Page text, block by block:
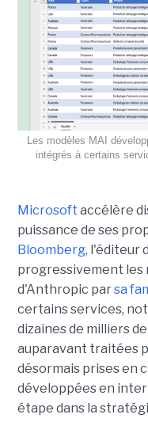
Les modèles MAI
intégrés à certains
Microsoft accélère
puissance de ses
Bloomberg, l'éditeur
progressivement les
d'Anthropic parsa
certains services,
dizaines de milliers
auparavant traitées
désormais prises en
développées en
étape dans la